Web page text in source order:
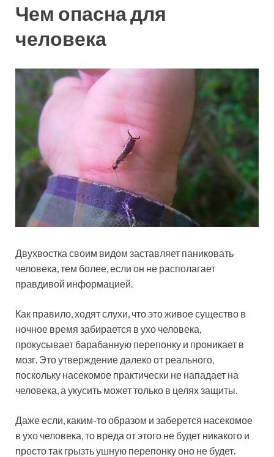
Чем опасна для
человека
Двухвостка своим видом заставляет паниковать
человека, тем более, если он не располагает
правдивой информацией.
Как правило, ходят слухи, что это живое существо в
ночное время забирается в ухо человека,
прокусывает барабанную перепонку и проникает в
мозг. Это утверждение далеко от реального,
поскольку насекомое практически не нападает на
человека, а укусить может только в целях защиты.
Даже если, каким-то образом и заберется насекомое
в ухо человека, то вреда от этого не будет никакого и
просто так грызть ушную перепонку оно не будет.